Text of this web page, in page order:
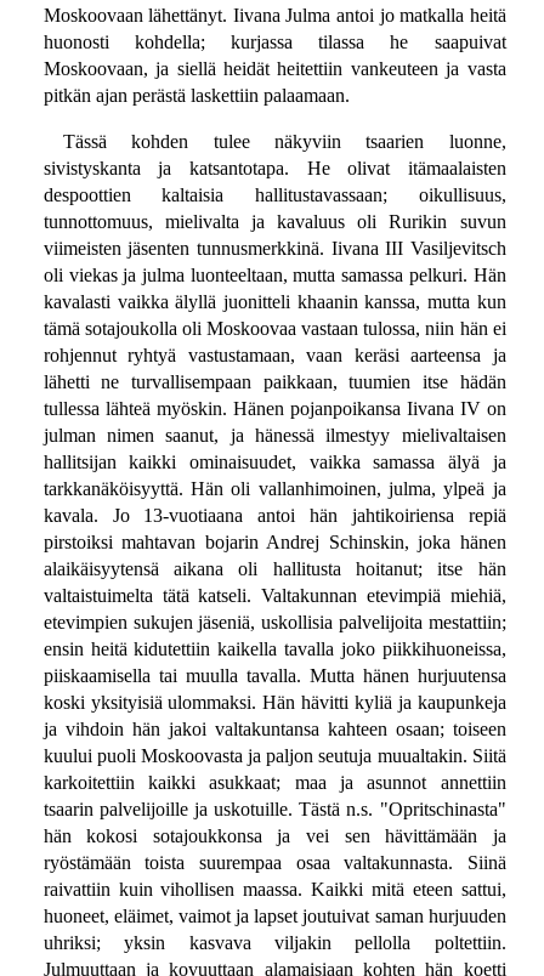
Moskoovaan lähettänyt. Iivana Julma antoi jo matkalla heitä
huonosti kohdella; kurjassa tilassa he saapuivat
Moskoovaan, ja siellä heidät heitettiin vankeuteen ja vasta
pitkän ajan perästä laskettiin palaamaan.
Tässä kohden tulee näkyviin tsaarien luonne,
sivistyskanta ja katsantotapa. He olivat itämaalaisten
despoottien kaltaisia hallitustavassaan; oikullisuus,
tunnottomuus, mielivalta ja kavaluus oli Rurikin suvun
viimeisten jäsenten tunnusmerkkinä. Iivana III Vasiljevitsch
oli viekas ja julma luonteeltaan, mutta samassa pelkuri. Hän
kavalasti vaikka älyllä juonitteli khaanin kanssa, mutta kun
tämä sotajoukolla oli Moskoovaa vastaan tulossa, niin hän ei
rohjennut ryhtyä vastustamaan, vaan keräsi aarteensa ja
lähetti ne turvallisempaan paikkaan, tuumien itse hädän
tullessa lähteä myöskin. Hänen pojanpoikansa Iivana IV on
julman nimen saanut, ja hänessä ilmestyy mielivaltaisen
hallitsijan kaikki ominaisuudet, vaikka samassa älyä ja
tarkkanäköisyyttä. Hän oli vallanhimoinen, julma, ylpeä ja
kavala. Jo 13-vuotiaana antoi hän jahtikoiriensa repiä
pirstoiksi mahtavan bojarin Andrej Schinskin, joka hänen
alaikäisyytensä aikana oli hallitusta hoitanut; itse hän
valtaistuimelta tätä katseli. Valtakunnan etevimpiä miehiä,
etevimpien sukujen jäseniä, uskollisia palvelijoita mestattiin;
ensin heitä kidutettiin kaikella tavalla joko piikkihuoneissa,
piiskaamisella tai muulla tavalla. Mutta hänen hurjuutensa
koski yksityisiä ulommaksi. Hän hävitti kyliä ja kaupunkeja
ja vihdoin hän jakoi valtakuntansa kahteen osaan; toiseen
kuului puoli Moskoovasta ja paljon seutuja muualtakin. Siitä
karkoitettiin kaikki asukkaat; maa ja asunnot annettiin
tsaarin palvelijoille ja uskotuille. Tästä n.s. "Opritschinasta"
hän kokosi sotajoukkonsa ja vei sen hävittämään ja
ryöstämään toista suurempaa osaa valtakunnasta. Siinä
raivattiin kuin vihollisen maassa. Kaikki mitä eteen sattui,
huoneet, eläimet, vaimot ja lapset joutuivat saman hurjuuden
uhriksi; yksin kasvava viljakin pellolla poltettiin.
Julmuuttaan ja kovuuttaan alamaisiaan kohten hän koetti